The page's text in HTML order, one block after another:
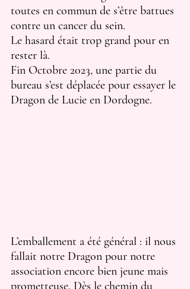
toutes en commun de s’être battues
contre un cancer du sein.
Le hasard était trop grand pour en
rester là.
Fin Octobre 2023, une partie du
bureau s’est déplacée pour essayer le
Dragon de Lucie en Dordogne.
L’emballement a été général : il nous
fallait notre Dragon pour notre
association encore bien jeune mais
prometteuse. Dès le chemin du